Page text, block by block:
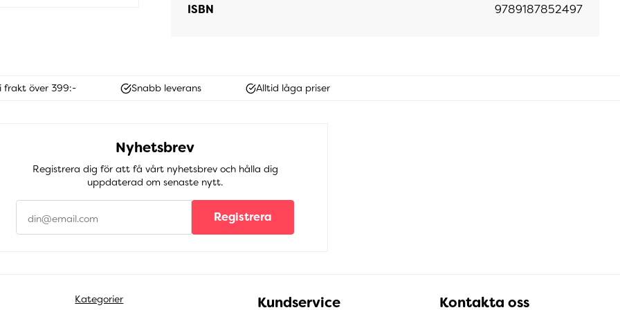
ISBN 9789187852497
frakt över 399:- Snabb leverans Alltid låga priser
Nyhetsbrev
Registrera dig för att få vårt nyhetsbrev och hålla dig
uppdaterad om senaste nytt.
Registrera
Kategorier
Kundservice Kontakta oss